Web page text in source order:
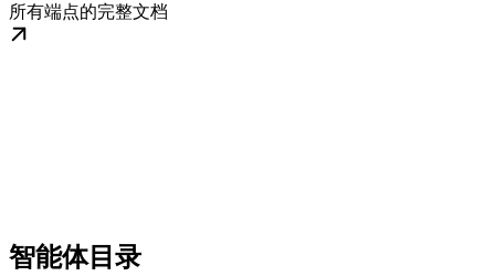
所有端点的完整文档
智能体目录